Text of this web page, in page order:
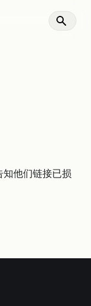
他们链接已损